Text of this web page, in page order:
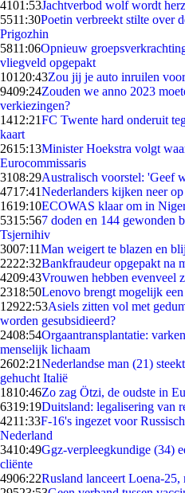
4101:53Jachtverbod wolf wordt
5511:30Poetin verbreekt stilte over
Prigozhin
5811:06Opnieuw
vliegveld opgepakt
101 20:43Zou jij je auto inruilen
9409:24Zouden we anno 2023
verkiezingen?
1412:21FC Twente hard onderuit
kaart
2615:13Minister Hoekstra volgt
Eurocommissaris
3108:29Australisch voorstel: 'Geef
4717:41Nederlanders kijken neer op
1619:10ECOWAS klaar om in
5315:567 doden en 144 gewonden
Tsjernihiv
3007:11Man weigert te blazen en
2222:32Bankfraudeur opgepakt na
4209:43Vrouwen hebben evenveel
2318:50Lenovo brengt mogelijk
12922:53Asiels zitten vol met
worden gesubsidieerd?
2408:54Orgaantransplantatie:
menselijk lichaam
2602:21Nederlandse man (21)
gehucht Italië
1810:46Zo zag Ötzi, de oudste in
6319:19Duitsland: legalisering van
4211:33F-16's ingezet voor
Nederland
3410:49Ggz-verpleegkundige (34)
cliënte
4906:22Rusland lanceert Loena-25,